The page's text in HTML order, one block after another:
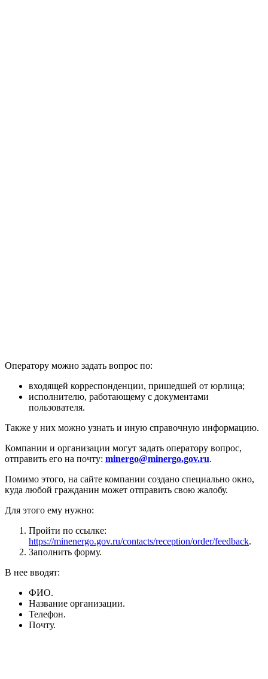
Оператору можно задать вопрос по:
входящей корреспонденции, пришедшей от юрлица;
исполнителю, работающему с документами
пользователя.
Также у них можно узнать и иную справочную информацию.
Компании и организации могут задать оператору вопрос,
отправить его на почту: minergo@minergo.gov.ru.
Помимо этого, на сайте компании создано специально окно,
куда любой гражданин может отправить свою жалобу.
Для этого ему нужно:
Пройти по ссылке:
https://minenergo.gov.ru/contacts/reception/order/feedback.
Заполнить форму.
В нее вводят:
ФИО.
Название организации.
Телефон.
Почту.